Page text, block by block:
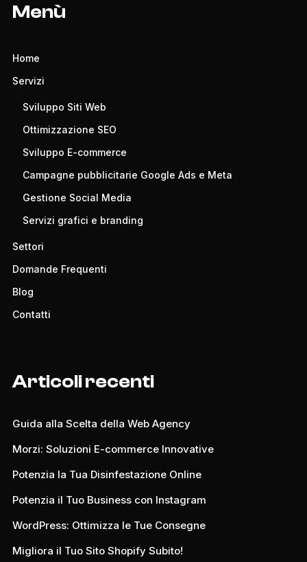
Menù
Home
Servizi
Sviluppo Siti Web
Ottimizzazione SEO
Sviluppo E-commerce
Campagne pubblicitarie Google Ads e Meta
Gestione Social Media
Servizi grafici e branding
Settori
Domande Frequenti
Blog
Contatti
Articoli recenti
Guida alla Scelta della Web Agency
Morzi: Soluzioni E-commerce Innovative
Potenzia la Tua Disinfestazione Online
Potenzia il Tuo Business con Instagram
WordPress: Ottimizza le Tue Consegne
Migliora il Tuo Sito Shopify Subito!